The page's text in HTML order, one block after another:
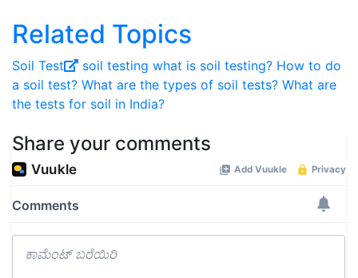
Related Topics
Soil Test soil testing what is soil testing? How to do
a soil test? What are the types of soil tests? What are
the tests for soil in India?
Share your comments